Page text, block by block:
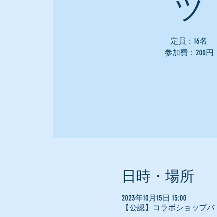
ツ
定員：16名
参加費：200円
日時・場所
2023年10月15日 15:00
【公認】コラボショップバ